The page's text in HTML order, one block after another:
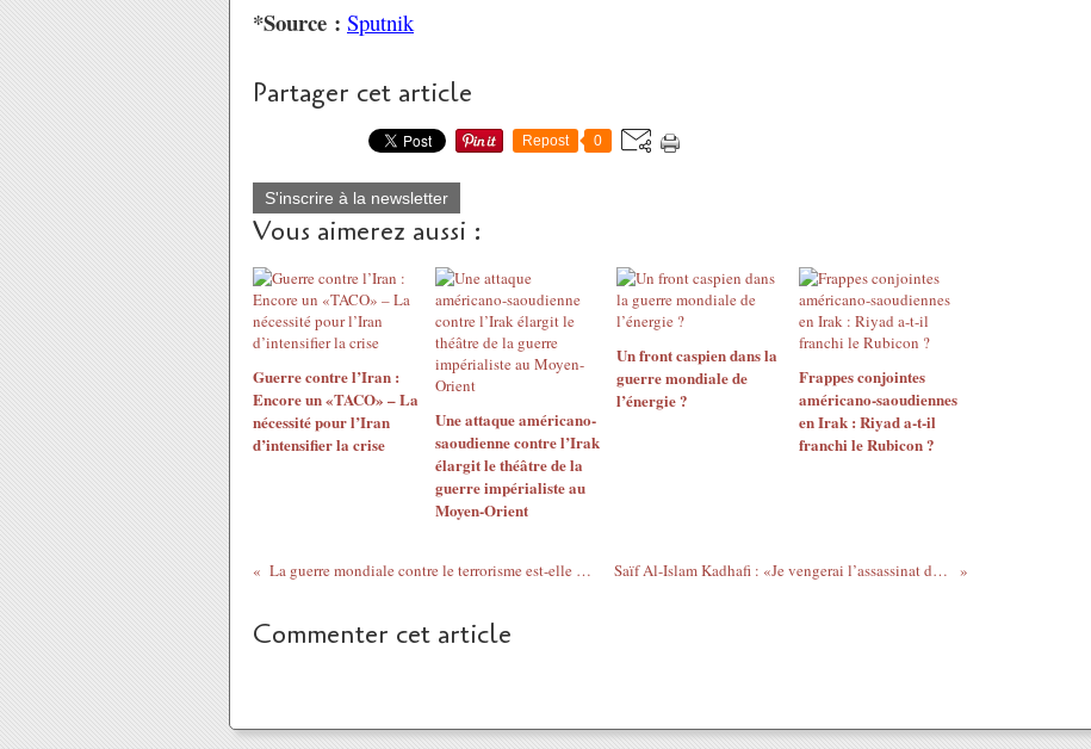
*Source : Sputnik
Partager cet article
Repost 0
S'inscrire à la newsletter
Vous aimerez aussi :
Guerre contre l’Iran :
Encore un «TACO» – La
nécessité pour l’Iran
d’intensifier la crise
Une attaque américano-
saoudienne contre l’Irak
élargit le théâtre de la
guerre impérialiste au
Moyen-Orient
Un front caspien dans la
guerre mondiale de
l’énergie ?
Frappes conjointes
américano-saoudiennes
en Irak : Riyad a-t-il
franchi le Rubicon ?
La guerre mondiale contre le terrorisme est-elle une arnaque ? Saïf Al-Islam Kadhafi : «Je vengerai l’assassinat de mon père !»
Commenter cet article